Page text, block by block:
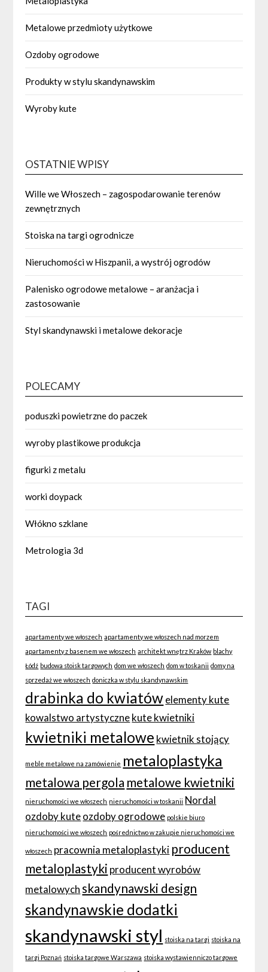
Metalowe przedmioty użytkowe
Ozdoby ogrodowe
Produkty w stylu skandynawskim
Wyroby kute
OSTATNIE WPISY
Wille we Włoszech – zagospodarowanie terenów
zewnętrznych
Stoiska na targi ogrodnicze
Nieruchomości w Hiszpanii, a wystrój ogrodów
Palenisko ogrodowe metalowe – aranżacja i
zastosowanie
Styl skandynawski i metalowe dekoracje
POLECAMY
poduszki powietrzne do paczek
wyroby plastikowe produkcja
figurki z metalu
worki doypack
Włókno szklane
Metrologia 3d
TAGI
apartamenty we włoszech apartamenty we włoszech nad morzem
apartamenty z basenem we włoszech architekt wnętrz Kraków blachy
Łódź budowa stoisk targowych dom we włoszech dom w toskanii domy na
sprzedaż we włoszech doniczka w stylu skandynawskim
drabinka do kwiatówelementy kute
kowalstwo artystycznekute kwietniki
kwietniki metalowe kwietnik stojący
meble metalowe na zamówienie metaloplastyka
metalowa pergola metalowe kwietniki
nieruchomości we włoszech nieruchomości w toskanii Nordal
ozdoby kuteozdoby ogrodowe polskie biuro
nieruchomości we włoszech pośrednictwo w zakupie nieruchomości we
włoszech pracownia metaloplastyki producent
metaloplastyki producent wyrobów
metalowych skandynawski design
skandynawskie dodatki
skandynawski styl stoiska na targi stoiska na
targi Poznań stoiska targowe Warszawa stoiska wystawienniczo targowe